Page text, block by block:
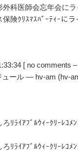
外科医師会忘年会に
保険ｸﾘｽﾏｽﾊﾟｰﾃｨｰに
[ no comments
ュール — hv-am (hv-
ﾘﾗｲｱﾌﾞﾙｳｨｰｸﾘｰﾚｺﾒ
ﾘﾗｲｱﾌﾞﾙｳｨｰｸﾘｰﾚｺﾒ